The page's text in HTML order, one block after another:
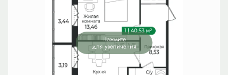
Нажмите
для увеличения